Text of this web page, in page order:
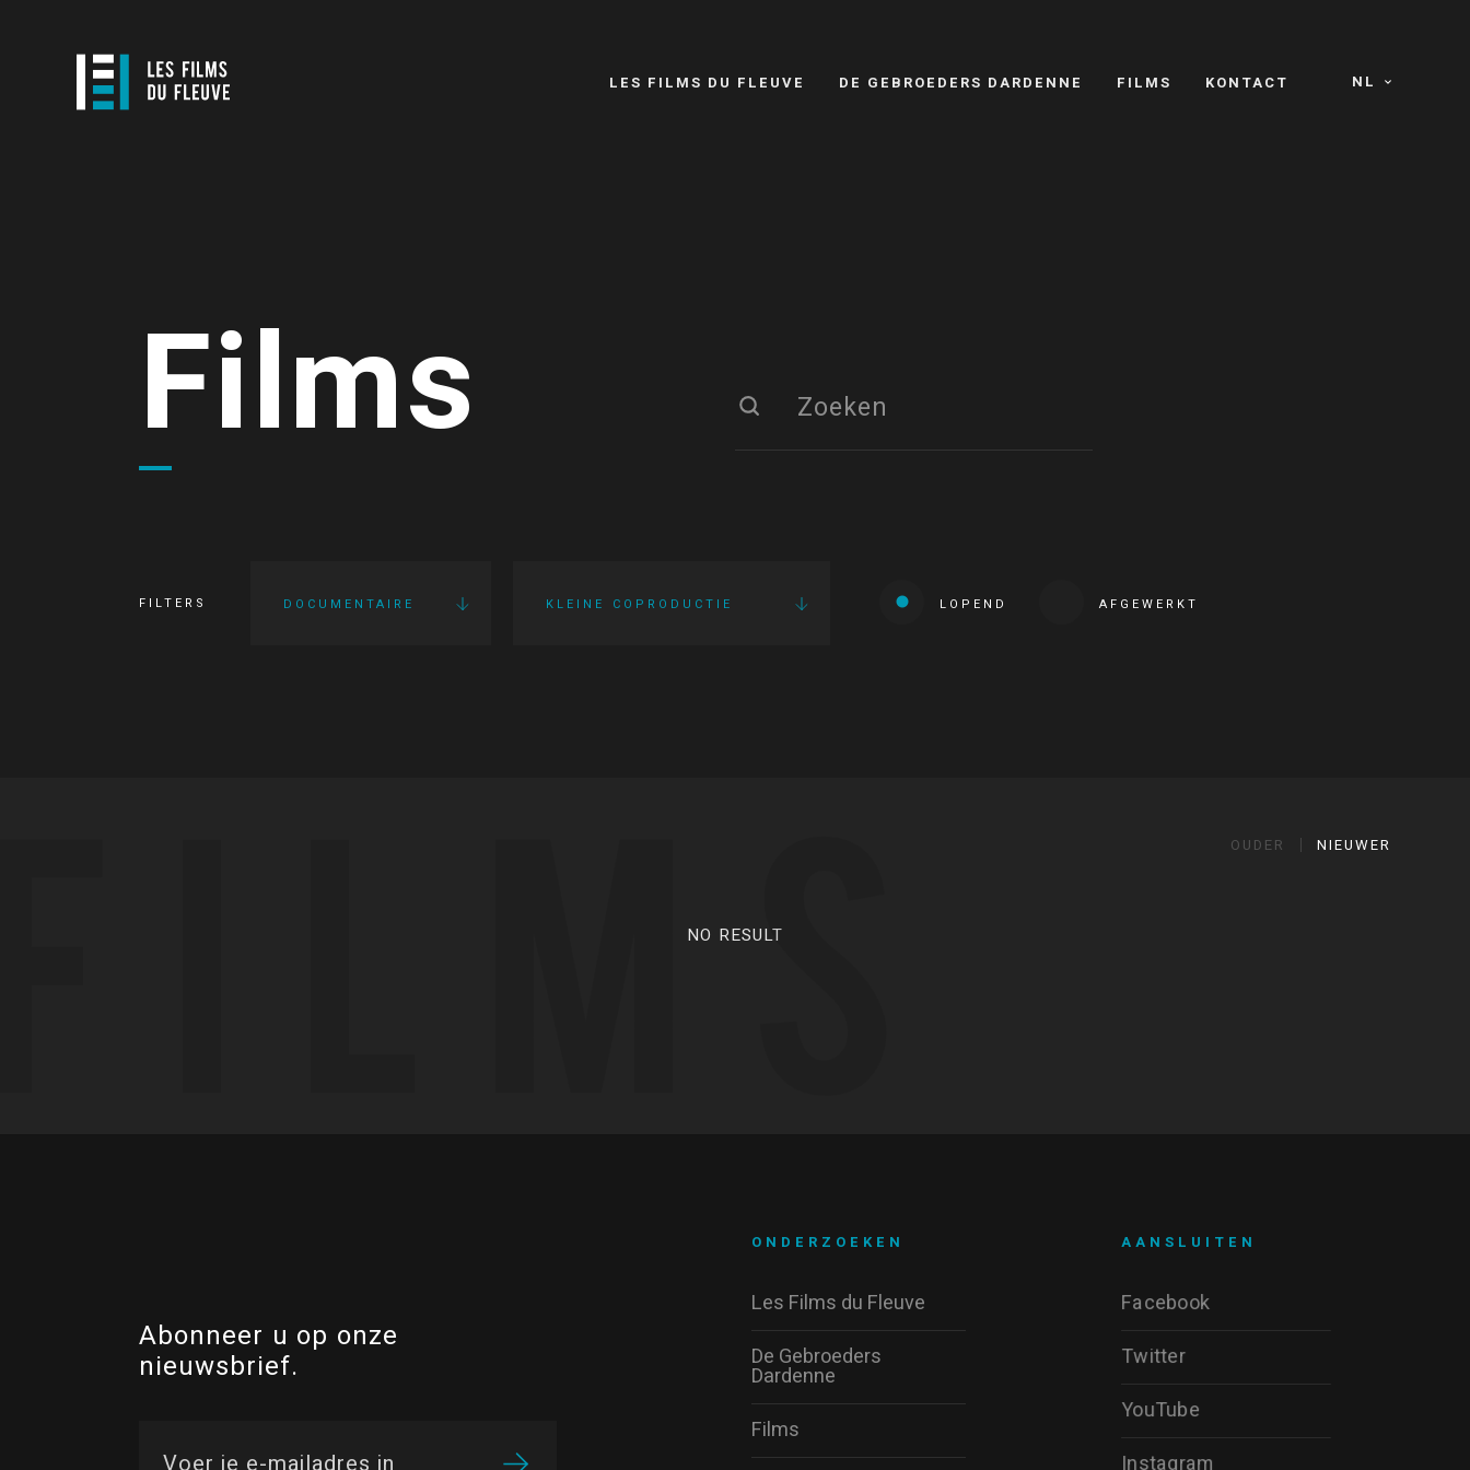
NL
LES FILMS DU FLEUVE DE GEBROEDERS DARDENNE FILMS KONTACT
Films
FILTERS DOCUMENTAIRE KLEINE COPRODUCTIE LOPEND AFGEWERKT
OUDER NIEUWER
NO RESULT
Abonneer u op onze
nieuwsbrief.
AANSLUITEN
Facebook
Twitter
YouTube
Instagram
ONDERZOEKEN
Les Films du Fleuve
De Gebroeders
Dardenne
Films